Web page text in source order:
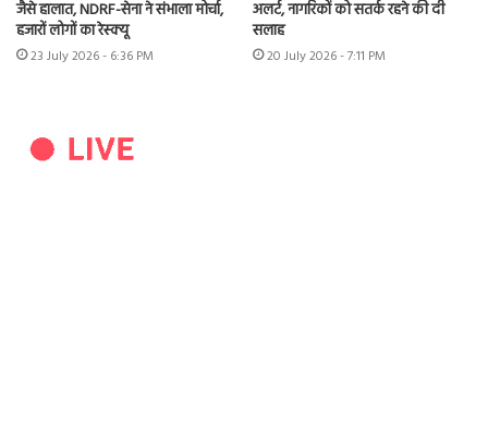
जैसे हालात, NDRF-सेना ने संभाला मोर्चा,
हजारों लोगों का रेस्क्यू
23 July 2026 - 6:36 PM
अलर्ट, नागरिकों को सतर्क रहने की दी
सलाह
20 July 2026 - 7:11 PM